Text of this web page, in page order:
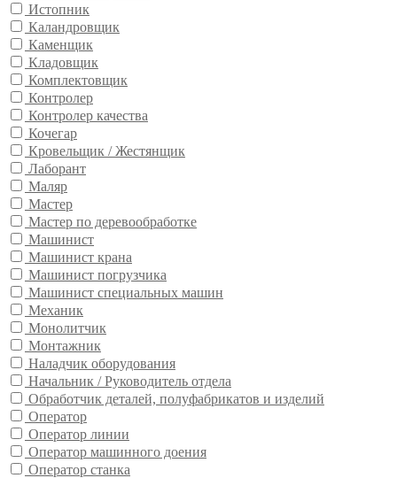
Истопник
Каландровщик
Каменщик
Кладовщик
Комплектовщик
Контролер
Контролер качества
Кочегар
Кровельщик / Жестянщик
Лаборант
Маляр
Мастер
Мастер по деревообработке
Машинист
Машинист крана
Машинист погрузчика
Машинист специальных машин
Механик
Монолитчик
Монтажник
Наладчик оборудования
Начальник / Руководитель отдела
Обработчик деталей, полуфабрикатов и изделий
Оператор
Оператор линии
Оператор машинного доения
Оператор станка